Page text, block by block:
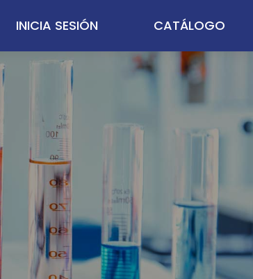
INICIA SESIÓN CATÁLOGO